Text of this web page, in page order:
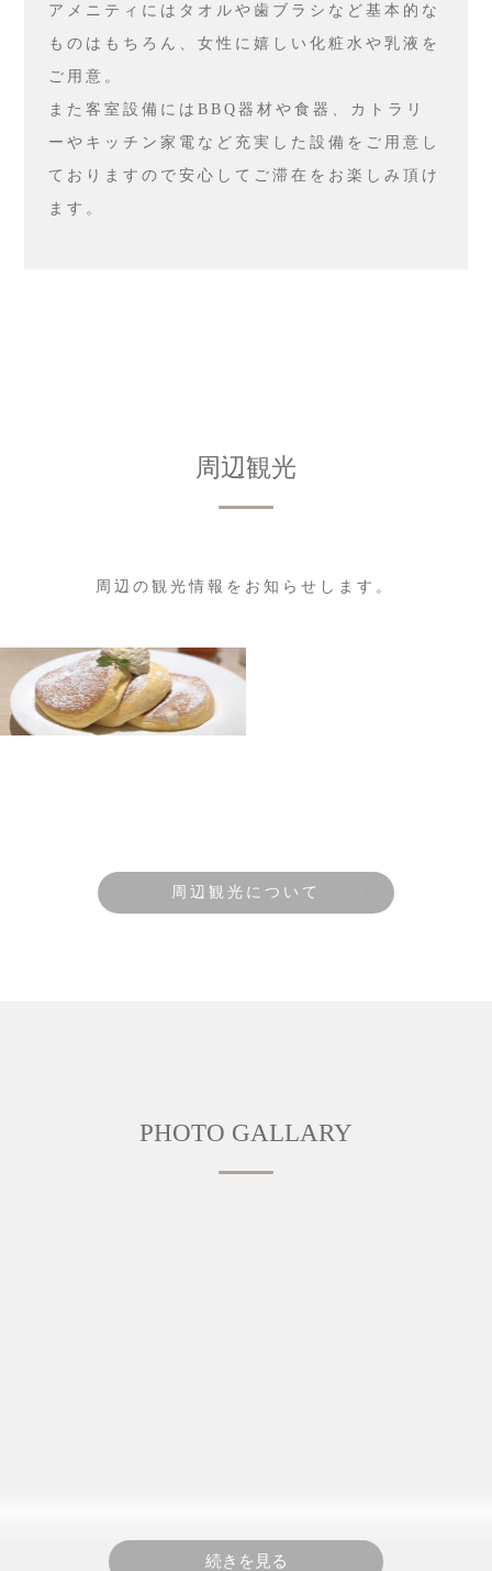
アメニティにはタオルや歯ブラシなど基本的な
ものはもちろん、女性に嬉しい化粧水や乳液を
ご用意。
また客室設備にはBBQ器材や食器、カトラリ
ーやキッチン家電など充実した設備をご用意し
ておりますので安心してご滞在をお楽しみ頂け
ます。
周辺観光
周辺の観光情報をお知らせします。
周辺観光について
PHOTO GALLARY